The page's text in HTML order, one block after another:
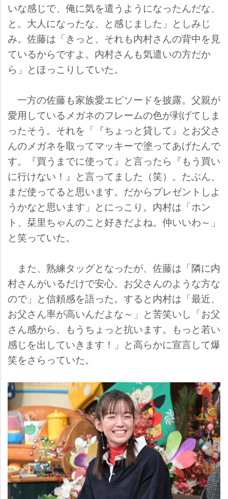
いな感じで、俺に気を遣うようになったんだな、
と。大人になったな、と感じました」としみじ
み。佐藤は「きっと、それも内村さんの背中を見
ているからですよ。内村さんも気遣いの方だか
ら」とほっこりしていた。
一方の佐藤も家族愛エピソードを披露。父親が
愛用しているメガネのフレームの色が剥げてしま
ったそう。それを「『ちょっと貸して』とお父さ
んのメガネを取ってマッキーで塗ってあげたんで
す。『買うまでに使って』と言ったら『もう買い
に行けない！』と言ってました（笑）。たぶん、
まだ使ってると思います。だからプレゼントしよ
うかなと思います」とにっこり。内村は「ホン
ト、栞里ちゃんのこと好きだよね。仲いいわ～」
と笑っていた。
また、熟練タッグとなったが、佐藤は「隣に内
村さんがいるだけで安心。お父さんのような方な
ので」と信頼感を語った。すると内村は「最近、
お父さん率が高いんだよな～」と苦笑いし「お父
さん感から、もうちょっと抗います。もっと若い
感じを出していきます！」と高らかに宣言して爆
笑をさらっていた。